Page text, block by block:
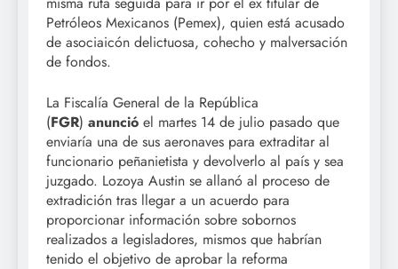
Petróleos Mexicanos (Pemex), quien está acusado
de asociaicón delictuosa, cohecho y malversación
de fondos.
La Fiscalía General de la República
(FGR) anunció el martes 14 de julio pasado que
enviaría una de sus aeronaves para extraditar al
funcionario peñanietista y devolverlo al país y sea
juzgado. Lozoya Austin se allanó al proceso de
extradición tras llegar a un acuerdo para
proporcionar información sobre sobornos
realizados a legisladores, mismos que habrían
tenido el objetivo de aprobar la reforma